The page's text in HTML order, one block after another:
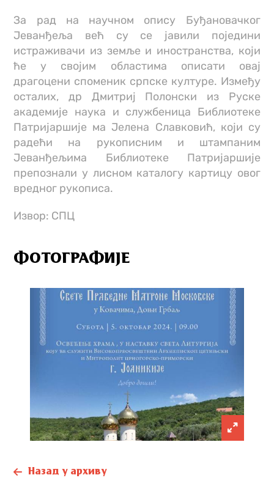
За рад на научном опису Буђановачког
Јеванђеља већ су се јавили поједини
истраживачи из земље и иностранства, који
ће у својим областима описати овај
драгоцени споменик српске културе. Између
осталих, др Дмитриј Полонски из Руске
академије наука и службеница Библиотеке
Патријаршије ма Јелена Славковић, који су
радећи на рукописним и штампаним
Јеванђељима Библиотеке Патријаршије
препознали у лисном каталогу картицу овог
вредног рукописа.
Извор: СПЦ
ФОТОГРАФИЈЕ
Назад у архиву